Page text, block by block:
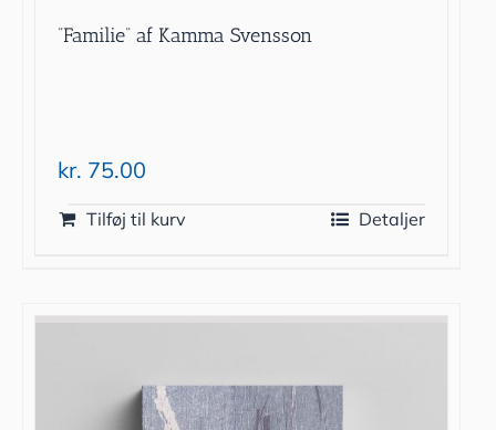
”Familie” af Kamma Svensson
kr. 75.00
Tilføj til kurv Detaljer